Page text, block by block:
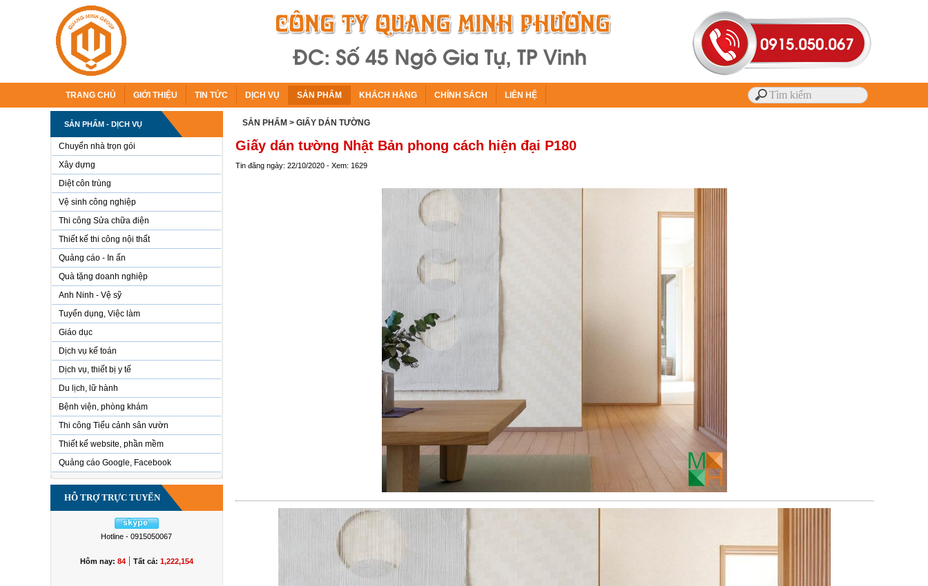
TRANG CHỦ GIỚI THIỆU TIN TỨC DỊCH VỤ SẢN PHẨM KHÁCH HÀNG CHÍNH SÁCH LIÊN HỆ
SẢN PHẨM - DỊCH VỤ
Chuyển nhà trọn gói
Xây dựng
Diệt côn trùng
Vệ sinh công nghiệp
Thi công Sửa chữa điện
Thiết kế thi công nội thất
Quảng cáo - In ấn
Quà tặng doanh nghiệp
Anh Ninh - Vệ sỹ
Tuyển dụng, Việc làm
Giáo dục
Dịch vụ kế toán
Dịch vụ, thiết bị y tế
Du lịch, lữ hành
Bệnh viện, phòng khám
Thi công Tiểu cảnh sân vườn
Thiết kế website, phần mềm
Quảng cáo Google, Facebook
HỖ TRỢ TRỰC TUYẾN
Hotline - 0915050067
Hôm nay: 84| Tất cả: 1,222,154
SẢN PHẨM > GIẤY DÁN TƯỜNG
Giấy dán tường Nhật Bản phong cách hiện đại P180
Tin đăng ngày: 22/10/2020 - Xem: 1629